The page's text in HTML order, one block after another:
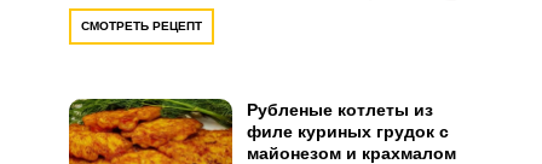
СМОТРЕТЬ РЕЦЕПТ
Рубленые котлеты из
филе куриных грудок с
майонезом и крахмалом